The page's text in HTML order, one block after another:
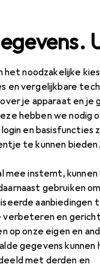
het noodzakelijke
en vergelijkbare
je apparaat en je
hebben we nodig
en basisfuncties
te kunnen bieden.
mee instemt,
gebruiken
aanbiedingen
en
op onze eigen en
gegevens kunnen
met derden en
bijpassende
op:Relevantie